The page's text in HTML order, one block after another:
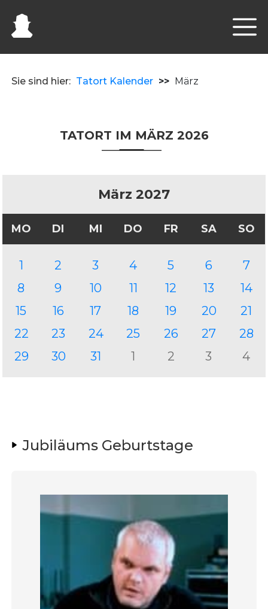
Sie sind hier: Tatort Kalender >> März
TATORT IM MÄRZ 2026
März 2027
MO DI MI DO FR SA SO
1 2 3 4 5 6
7
8
9 10 11 12 13
14
15
16 17 18 19 20
21
22
23 24 25 26 27
28
29
30 31 1 2 3 4
Jubiläums Geburtstage